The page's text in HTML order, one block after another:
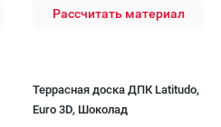
Рассчитать материал
Террасная доска ДПК Latitudo,
Euro 3D, Шоколад